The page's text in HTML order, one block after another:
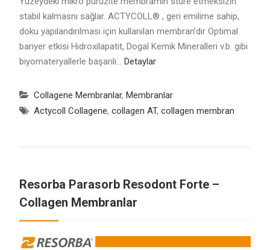
stabil kalmasnı sağlar. ACTYCOLL® , geri emilime sahip,
doku yapılandırılması için kullanılan membran’dır Optimal
bariyer etkisi Hidroxilapatit, Dogal Kemik Mineralleri v.b. gibi
biyomateryallerle başarılı… Detaylar
Collagene Membranlar, Membranlar
Actycoll Collagene, collagen AT, collagen membran
Resorba Parasorb Resodont Forte –
Collagen Membranlar